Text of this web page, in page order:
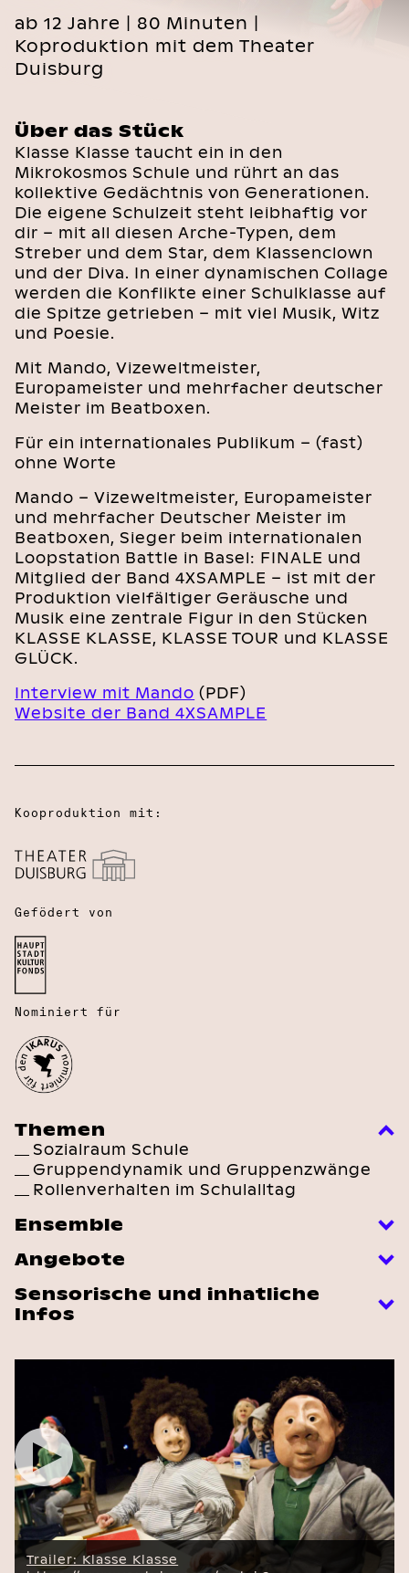
ab 12 Jahre | 80 Minuten |
Koproduktion mit dem Theater
Duisburg
Über das Stück
Klasse Klasse taucht ein in den
Mikrokosmos Schule und rührt an das
kollektive Gedächtnis von Generationen.
Die eigene Schulzeit steht leibhaftig vor
dir – mit all diesen Arche-Typen, dem
Streber und dem Star, dem Klassenclown
und der Diva. In einer dynamischen Collage
werden die Konflikte einer Schulklasse auf
die Spitze getrieben – mit viel Musik, Witz
und Poesie.
Mit Mando, Vizeweltmeister,
Europameister und mehrfacher deutscher
Meister im Beatboxen.
Für ein internationales Publikum – (fast)
ohne Worte
Mando – Vizeweltmeister, Europameister
und mehrfacher Deutscher Meister im
Beatboxen, Sieger beim internationalen
Loopstation Battle in Basel: FINALE und
Mitglied der Band 4XSAMPLE – ist mit der
Produktion vielfältiger Geräusche und
Musik eine zentrale Figur in den Stücken
KLASSE KLASSE, KLASSE TOUR und KLASSE
GLÜCK.
Interview mit Mando (PDF)
Website der Band 4XSAMPLE
Kooproduktion mit:
Gefödert von
Nominiert für
Themen
Sozialraum Schule
Gruppendynamik und Gruppenzwänge
Rollenverhalten im Schulalltag
Ensemble
Angebote
Sensorische und inhatliche
Infos
Trailer: Klasse Klasse
Trailer
für
Klasse
Klasse